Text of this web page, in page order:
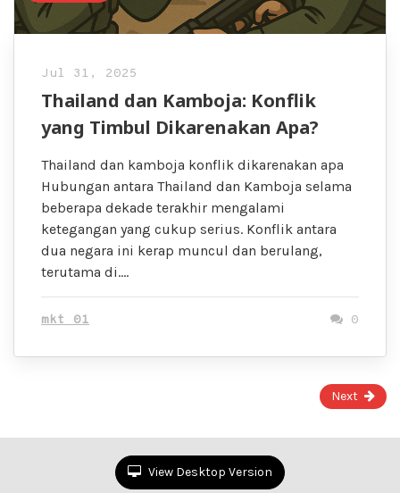
Jul 31, 2025
Thailand dan Kamboja: Konflik
yang Timbul Dikarenakan Apa?
Thailand dan kamboja konflik dikarenakan apa
Hubungan antara Thailand dan Kamboja selama
beberapa dekade terakhir mengalami
ketegangan yang cukup serius. Konflik antara
dua negara ini kerap muncul dan berulang,
terutama di….
mkt 01 0
Next
View Desktop Version